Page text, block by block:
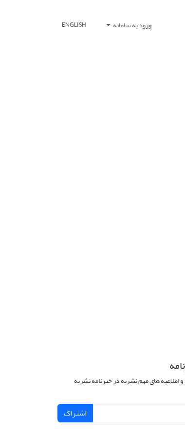
ورود به سامانه ENGLISH
و اطلاعیه های مهم نشریه در خبرنامه نشریه
اشتراک